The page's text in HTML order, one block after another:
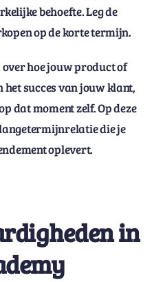
behoefte. Leg de
op de korte termijn.
over hoe jouw product of
succes van jouw klant,
dat moment zelf. Op deze
die je
oplevert.
in